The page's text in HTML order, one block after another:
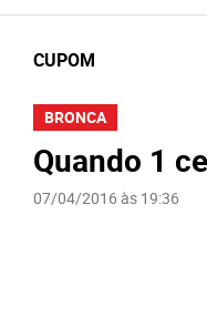
CUPOM
BRONCA
Quando 1
07/04/2016 às 19:36